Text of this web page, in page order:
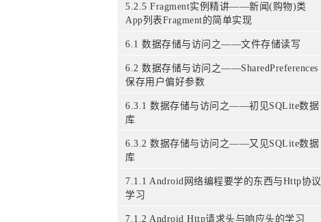
5.2.5 Fragment实例精讲——新闻(购物)类
App列表Fragment的简单实现
6.1 数据存储与访问之——文件存储读写
6.2 数据存储与访问之——SharedPreferences
保存用户偏好参数
6.3.1 数据存储与访问之——初见SQLite数据
库
6.3.2 数据存储与访问之——又见SQLite数据
库
7.1.1 Android网络编程要学的东西与Http协议
学习
7.1.2 Android Http请求头与响应头的学习